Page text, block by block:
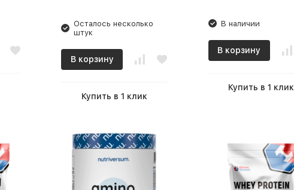
Осталось несколько
штук
В корзину
Купить в 1 клик
В наличии
В корзину
Купить в 1 клик